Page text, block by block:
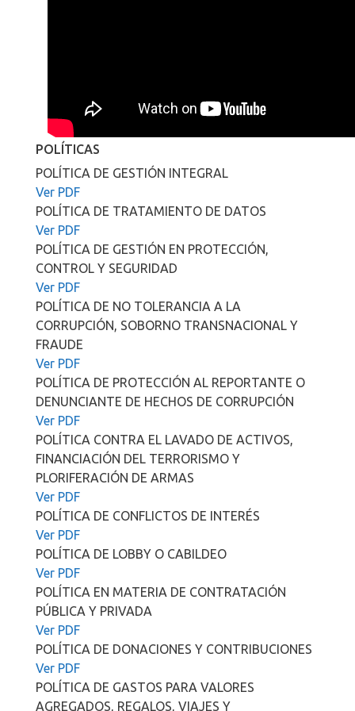
POLÍTICAS
POLÍTICA DE GESTIÓN INTEGRAL
Ver PDF
POLÍTICA DE TRATAMIENTO DE DATOS
Ver PDF
POLÍTICA DE GESTIÓN EN PROTECCIÓN,
CONTROL Y SEGURIDAD
Ver PDF
POLÍTICA DE NO TOLERANCIA A LA
CORRUPCIÓN, SOBORNO TRANSNACIONAL Y
FRAUDE
Ver PDF
POLÍTICA DE PROTECCIÓN AL REPORTANTE O
DENUNCIANTE DE HECHOS DE CORRUPCIÓN
Ver PDF
POLÍTICA CONTRA EL LAVADO DE ACTIVOS,
FINANCIACIÓN DEL TERRORISMO Y
PLORIFERACIÓN DE ARMAS
Ver PDF
POLÍTICA DE CONFLICTOS DE INTERÉS
Ver PDF
POLÍTICA DE LOBBY O CABILDEO
Ver PDF
POLÍTICA EN MATERIA DE CONTRATACIÓN
PÚBLICA Y PRIVADA
Ver PDF
POLÍTICA DE DONACIONES Y CONTRIBUCIONES
Ver PDF
POLÍTICA DE GASTOS PARA VALORES
AGREGADOS, REGALOS, VIAJES Y